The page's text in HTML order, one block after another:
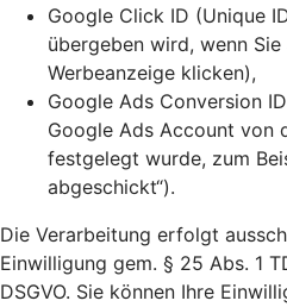
Google Click ID (Unique
übergeben wird, wenn
Werbeanzeige klicken),
Google Ads Conversion
Google Ads Account von
festgelegt wurde, zum
abgeschickt“).
Die Verarbeitung erfolgt
Einwilligung gem. § 25 Abs. 1
DSGVO. Sie können Ihre